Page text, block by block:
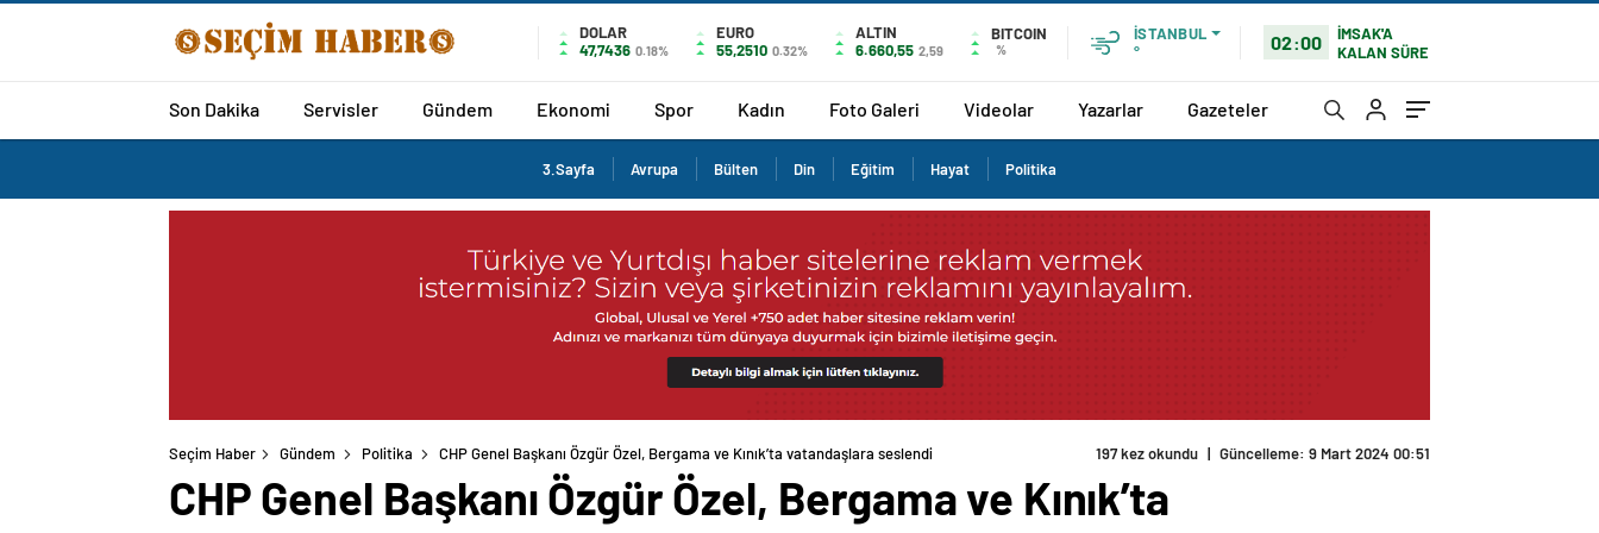
DOLAR
47,7436 0.18%
EURO
55,2510 0.32%
ALTIN
6.660,55 2,59
BITCOIN
%
İSTANBUL
°
02:00
İMSAK'A
KALAN SÜRE
Son Dakika Servisler Gündem Ekonomi Spor Kadın Foto Galeri Videolar Yazarlar Gazeteler
3.Sayfa Avrupa Bülten Din Eğitim Hayat Politika
Seçim Haber Gündem Politika CHP Genel Başkanı Özgür Özel, Bergama ve Kınık’ta vatandaşlara seslendi 197 kez okundu | Güncelleme: 9 Mart 2024 00:51
CHP Genel Başkanı Özgür Özel, Bergama ve Kınık’ta